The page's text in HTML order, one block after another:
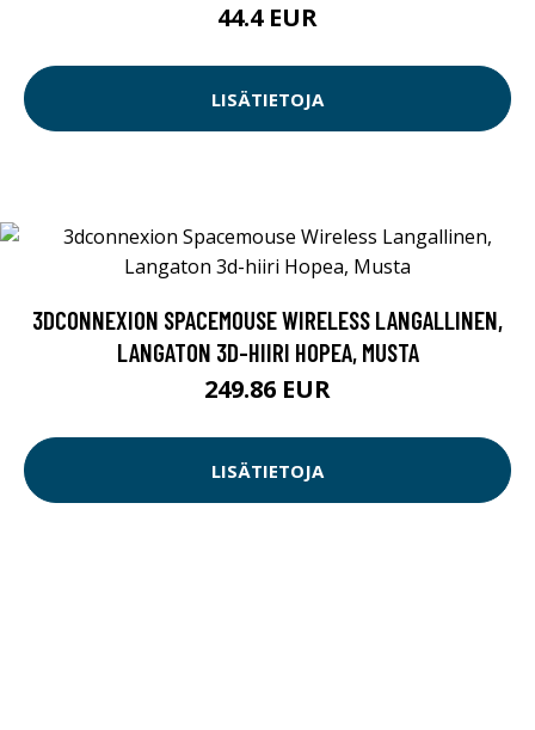
44.4 EUR
LISÄTIETOJA
3DCONNEXION SPACEMOUSE WIRELESS LANGALLINEN,
LANGATON 3D-HIIRI HOPEA, MUSTA
249.86 EUR
LISÄTIETOJA